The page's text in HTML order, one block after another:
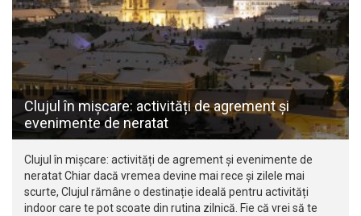
Clujul în mișcare: activități de agrement și
evenimente de neratat
Clujul în mișcare: activități de agrement și evenimente de
neratat Chiar dacă vremea devine mai rece și zilele mai
scurte, Clujul rămâne o destinație ideală pentru activități
indoor care te pot scoate din rutina zilnică. Fie că vrei să te